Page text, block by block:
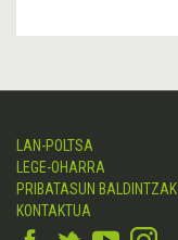
LAN-POLTSA
LEGE-OHARRA
PRIBATASUN BALDINTZAK
KONTAKTUA